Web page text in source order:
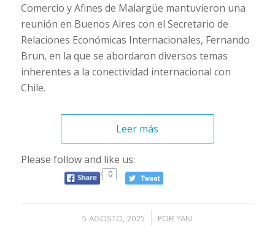
Comercio y Afines de Malargüe mantuvieron una
reunión en Buenos Aires con el Secretario de
Relaciones Económicas Internacionales, Fernando
Brun, en la que se abordaron diversos temas
inherentes a la conectividad internacional con
Chile.
Leer más
Please follow and like us:
0
5 AGOSTO, 2025
/ POR YANI